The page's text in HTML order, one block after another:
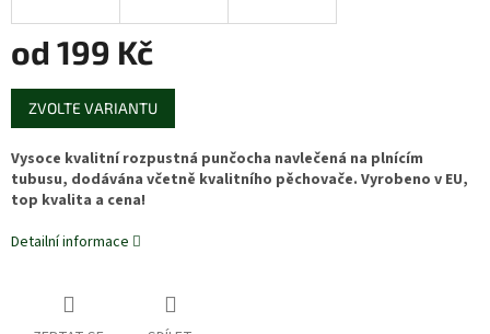
od 199 Kč
Měrná
cena:
ZVOLTE VARIANTU
Vysoce kvalitní rozpustná punčocha navlečená na plnícím
tubusu, dodávána včetně kvalitního pěchovače. Vyrobeno v EU,
top kvalita a cena!
Detailní informace